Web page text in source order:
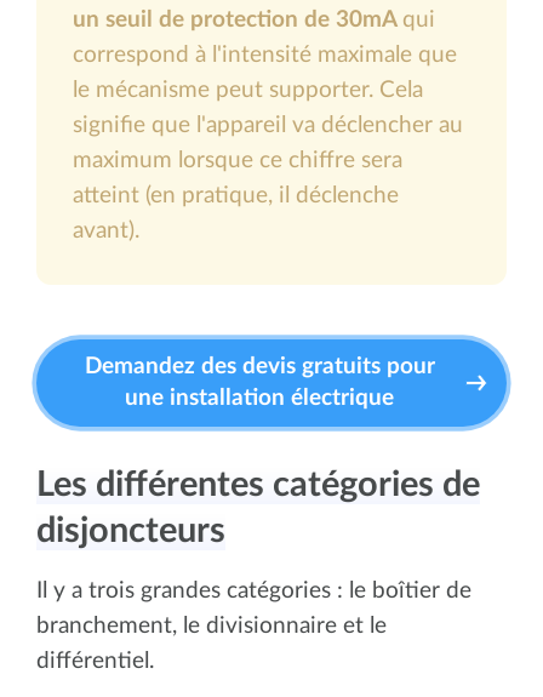
un seuil de protection de 30mA qui
correspond à l'intensité maximale que
le mécanisme peut supporter. Cela
signifie que l'appareil va déclencher au
maximum lorsque ce chiffre sera
atteint (en pratique, il déclenche
avant).
Demandez des devis gratuits pour
une installation électrique
Les différentes catégories de
disjoncteurs
Il y a trois grandes catégories : le boîtier de
branchement, le divisionnaire et le
différentiel.